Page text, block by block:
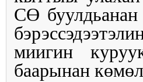
СӨ
миигин
баарынан